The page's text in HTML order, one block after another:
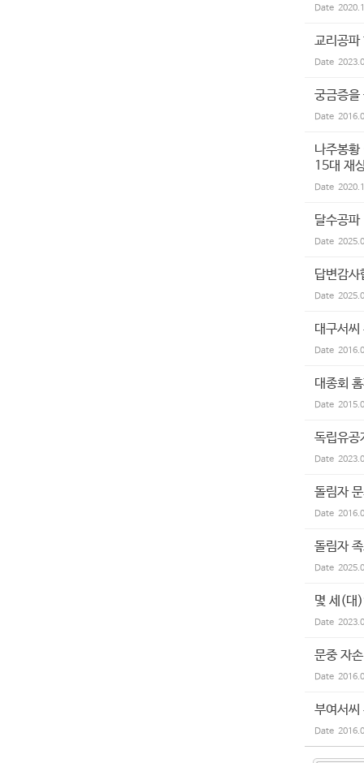
Date
교리공파
Date
궁금증
Date
나주봉
15대 재
Date
달수공파
Date
답변감
Date
대구서씨
Date
대종회
Date
독립유공
Date
돌림자
Date
돌림자
Date
몇 세(대
Date
문중 자
Date
부여서씨
Date